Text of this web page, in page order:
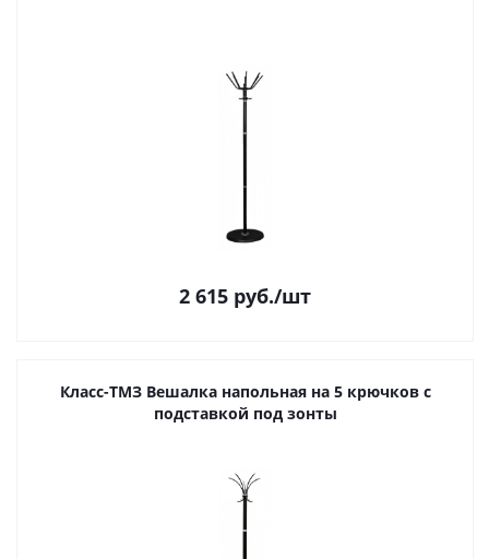
2 615 руб./шт
Класс-ТМЗ Вешалка напольная на 5 крючков с
подставкой под зонты